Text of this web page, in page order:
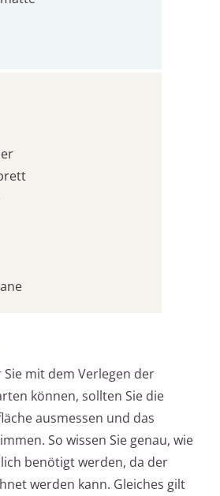
Sie mit dem Verlegen der
können, sollten Sie die
ausmessen und das
So wissen Sie genau, wie
benötigt werden, da der
werden kann. Gleiches gilt